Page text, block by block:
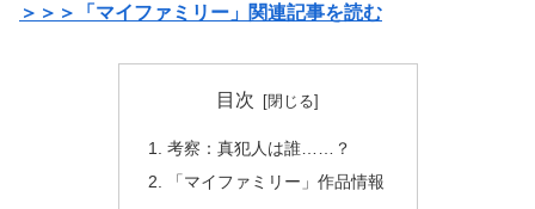
＞＞＞「マイファミリー」関連記事を読む
目次
考察：真犯人は誰……？
「マイファミリー」作品情報